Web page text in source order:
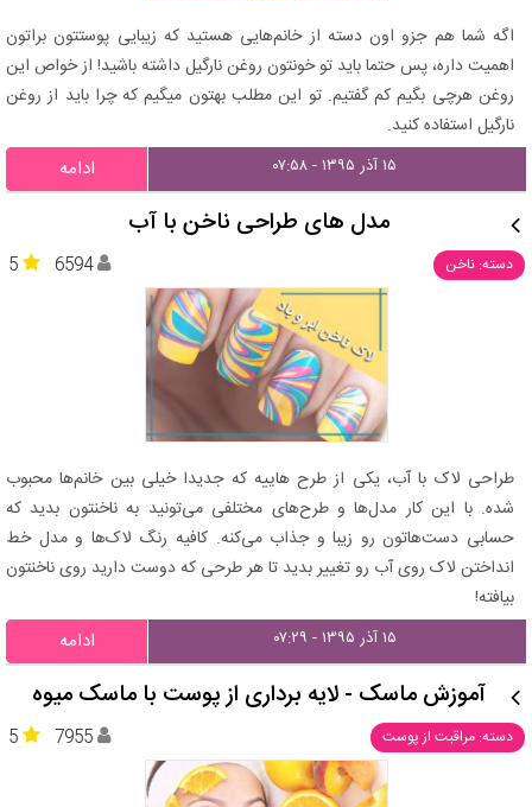
اگه شما هم جزو اون دسته از خانم‌هایی هستید که زیبایی پوستتون براتون
اهمیت داره، پس حتما باید تو خونتون روغن نارگیل داشته باشید! از خواص این
روغن هرچی بگیم کم گفتیم. تو این مطلب بهتون میگیم که چرا باید از روغن
نارگیل استفاده کنید.
۱۵ آذر ۱۳۹۵ - ۰۷:۵۸ ادامه
مدل‌ های طراحی ناخن با آب
دسته: ناخن 5 6594
طراحی لاک با آب، یکی از طرح هاییه که جدیدا خیلی بین خانم‌ها محبوب
شده. با این کار مدل‌ها و طرح‌های مختلفی می‌تونید به ناخنتون بدید که
حسابی دست‌هاتون رو زیبا و جذاب می‌کنه. کافیه رنگ لاک‌ها و مدل خط
انداختن لاک روی آب رو تغییر بدید تا هر طرحی که دوست دارید روی ناخنتون
بیافته!
۱۵ آذر ۱۳۹۵ - ۰۷:۲۹ ادامه
آموزش ماسک - لایه برداری از پوست با ماسک میوه
دسته: مراقبت از پوست 5 7955